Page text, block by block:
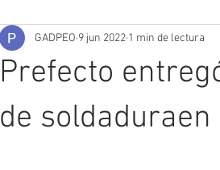
Prefecto
de soldaduraen
GADPEO 9 jun 2022 1 min de lectura